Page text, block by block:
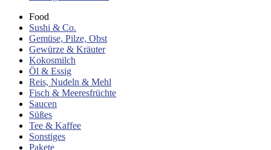
Food
Sushi & Co.
Gemüse, Pilze, Obst
Gewürze & Kräuter
Kokosmilch
Öl & Essig
Reis, Nudeln & Mehl
Fisch & Meeresfrüchte
Saucen
Süßes
Tee & Kaffee
Sonstiges
Pakete